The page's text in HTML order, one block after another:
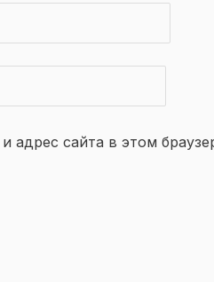
адрес сайта в этом